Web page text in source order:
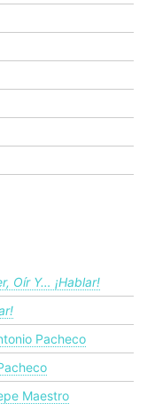
Oír Y… ¡hablar!
Pacheco
Maestro